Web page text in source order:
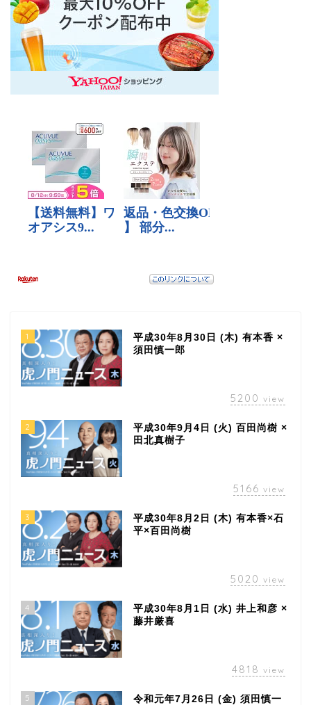
1
平成30年8月30日 (木) 有本香 ×
須田慎一郎
5200 view
2
平成30年9月4日 (火) 百田尚樹 ×
田北真樹子
5166 view
3
平成30年8月2日 (木) 有本香×石
平×百田尚樹
5020 view
4
平成30年8月1日 (水) 井上和彦 ×
藤井厳喜
4818 view
5
令和元年7月26日 (金) 須田慎一